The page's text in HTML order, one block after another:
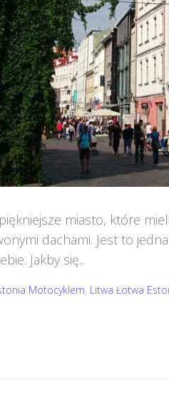
miasto, które
dachami. Jest to
Jakby się...
Motocyklem, Litwa Łotwa